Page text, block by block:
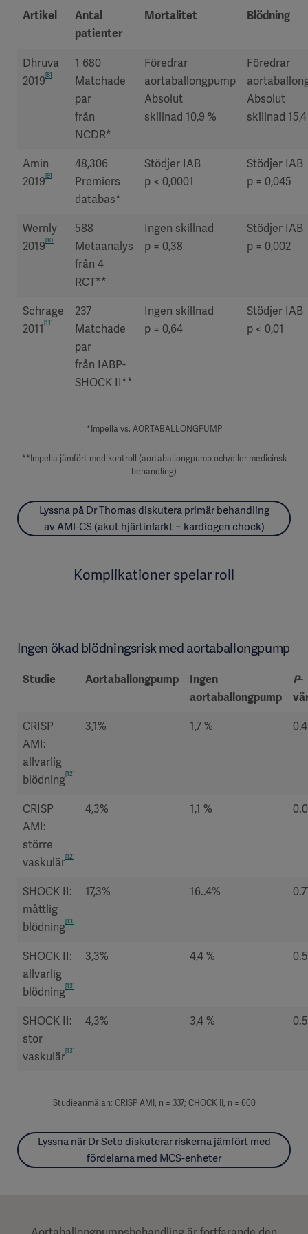
Artikel
Antal
patienter
Mortalitet Blödning
Dhruva
2019[8]
1 680
Matchade
par
från
NCDR*
Föredrar
aortaballongpump
Absolut
skillnad 10,9 %
Föredrar
Absolut
skillnad
Amin
2019[9]
48,306
Premiers
databas*
Stödjer IAB
p < 0,0001
Stödjer IAB
p = 0,045
Wernly
2019[10]
588
Metaanalys
från 4
RCT**
Ingen skillnad
p = 0,38
Stödjer IAB
p = 0,002
Schrage
2011 [11]
237
Matchade
par
från IABP-
SHOCK II**
Ingen skillnad
p = 0,64
Stödjer IAB
p < 0,01
*Impella vs. AORTABALLONGPUMP
**Impella jämfört med kontroll (aortaballongpump och/eller medicinsk
behandling)
Lyssna på Dr Thomas diskutera primär behandling
av AMI-CS (akut hjärtinfarkt − kardiogen chock)
Komplikationer spelar roll
Ingen ökad blödningsrisk med aortaballongpump
Studie Aortaballongpump
Ingen
aortaballongpump
P-
CRISP
AMI:
allvarlig
blödning[12]
3,1% 1,7 %
CRISP
AMI:
större
vaskulär[12]
4,3% 1,1 %
SHOCK II:
måttlig
blödning[13]
17,3% 16..4%
SHOCK II:
allvarlig
blödning[13]
3,3% 4,4 %
SHOCK II:
stor
vaskulär[13]
4,3% 3,4 %
Studieanmälan: CRISP AMI, n = 337; CHOCK II, n = 600
Lyssna när Dr Seto diskuterar riskerna jämfört med
fördelarna med MCS-enheter